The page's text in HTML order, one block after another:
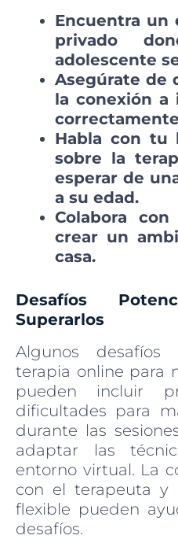
Encuentra un
privado
adolescente
Asegúrate de
la conexión
Habla con tu
sobre la
esperar de
a su edad.
Colabora
crear un
casa.
Desafíos
Superarlos
Algunos
terapia online para
pueden incluir
dificultades para
durante las
adaptar las
entorno virtual. La
con el terapeuta y
flexible pueden
desafíos.